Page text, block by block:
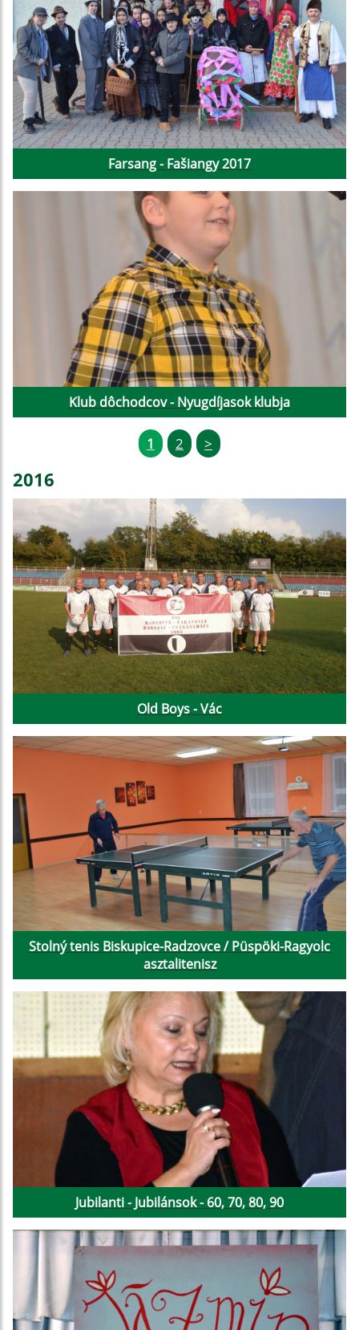
Farsang - Fašiangy 2017
Klub dôchodcov - Nyugdíjasok klubja
1 2 >
2016
Old Boys - Vác
Stolný tenis Biskupice-Radzovce / Püspöki-Ragyolc
asztalitenisz
Jubilanti - Jubilánsok - 60, 70, 80, 90